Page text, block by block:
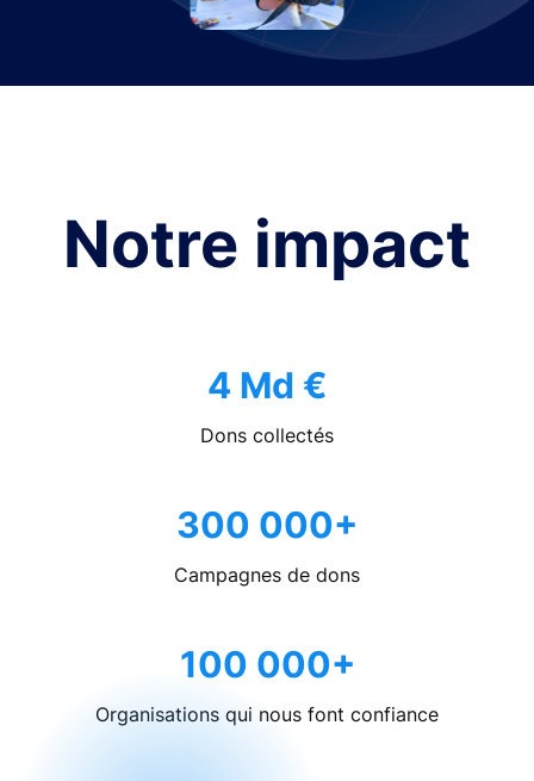
Notre impact
4 Md €
Dons collectés
300 000+
Campagnes de dons
100 000+
Organisations qui nous font confiance